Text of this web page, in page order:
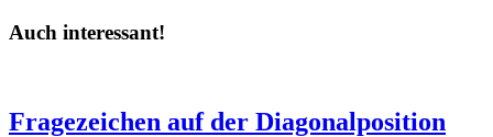
Auch interessant!
Fragezeichen auf der Diagonalposition